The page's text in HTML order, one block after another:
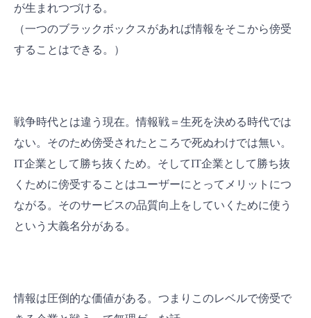
が生まれつづける。
（一つのブラックボックスがあれば情報をそこから傍受
することはできる。）
戦争時代とは違う現在。情報戦＝生死を決める時代では
ない。そのため傍受されたところで死ぬわけでは無い。
IT企業として勝ち抜くため。そしてIT企業として勝ち抜
くために傍受することはユーザーにとってメリットにつ
ながる。そのサービスの品質向上をしていくために使う
という大義名分がある。
情報は圧倒的な価値がある。つまりこのレベルで傍受で